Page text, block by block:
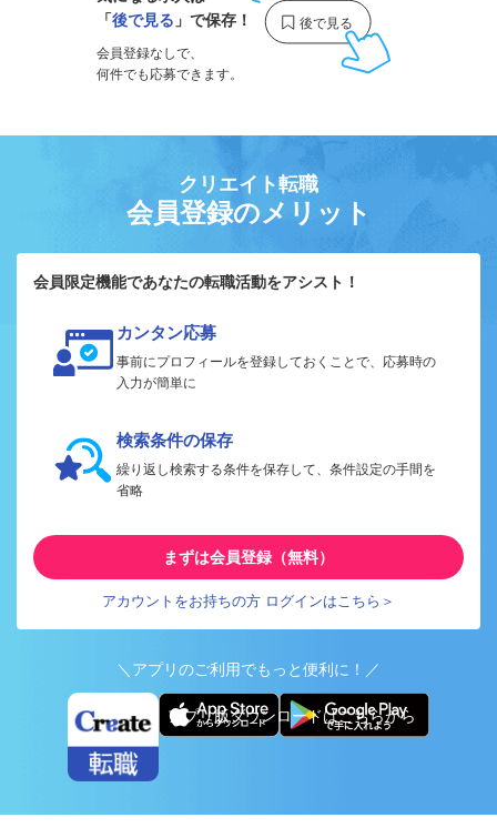
「後で見る 」で保存！
会員登録なしで、
何件でも応募できます。
クリエイト転職
会員登録のメリット
会員限定機能であなたの転職活動をアシスト！
カンタン応募
事前にプロフィールを登録しておくことで、応募時の
入力が簡単に
検索条件の保存
繰り返し検索する条件を保存して、条件設定の手間を
省略
まずは会員登録（無料）
アカウントをお持ちの方 ログインはこちら＞
＼アプリのご利用でもっと便利に！／
アプリ版ダウンロードはこちらから